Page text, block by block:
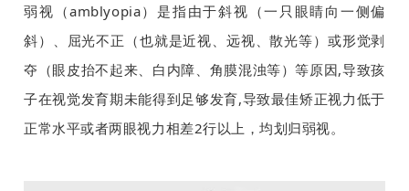
弱视（amblyopia）是指由于斜视（一只眼睛向一侧偏
斜）、屈光不正（也就是近视、远视、散光等）或形觉剥
夺（眼皮抬不起来、白内障、角膜混浊等）等原因,导致孩
子在视觉发育期未能得到足够发育,导致最佳矫正视力低于
正常水平或者两眼视力相差2行以上，均划归弱视。